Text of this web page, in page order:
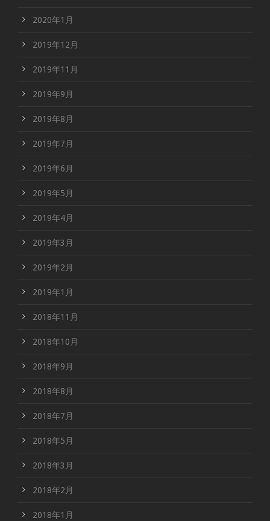
2020年1月
2019年12月
2019年11月
2019年9月
2019年8月
2019年7月
2019年6月
2019年5月
2019年4月
2019年3月
2019年2月
2019年1月
2018年11月
2018年10月
2018年9月
2018年8月
2018年7月
2018年5月
2018年3月
2018年2月
2018年1月